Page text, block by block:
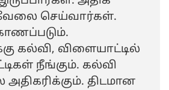
செய்வார்கள்.
கல்வி, விளையாட்டில்
நீங்கும். கல்வி
திடமான